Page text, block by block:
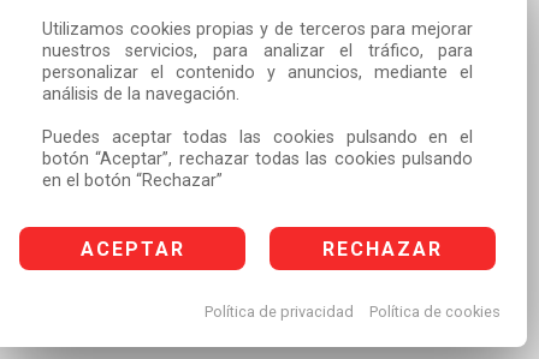
Utilizamos cookies propias y de terceros para mejorar
nuestros servicios, para analizar el tráfico, para
personalizar el contenido y anuncios, mediante el
análisis de la navegación.
Puedes aceptar todas las cookies pulsando en el
botón “Aceptar”, rechazar todas las cookies pulsando
en el botón “Rechazar”
ACEPTAR RECHAZAR
Política de privacidad Política de cookies